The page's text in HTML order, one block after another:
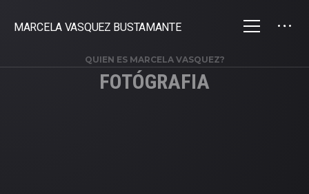
MARCELA VASQUEZ BUSTAMANTE
QUIEN ES MARCELA VASQUEZ?
FOTÓGRAFIA